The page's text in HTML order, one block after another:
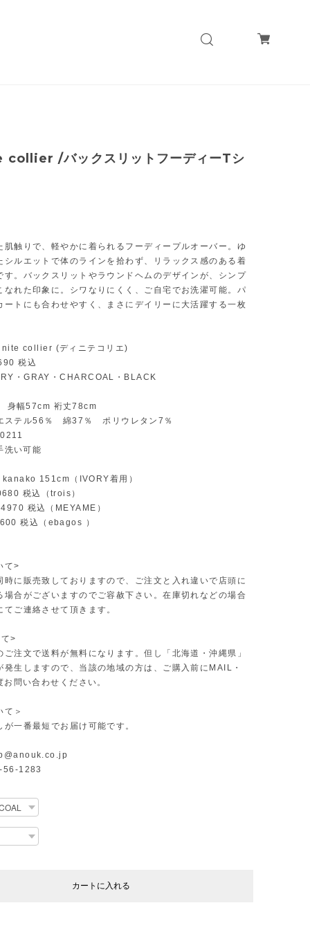
/バックスリットフーディーTシ
肌触りで、軽やかに着られるフーディープルオーバー。ゆ
シルエットで体のラインを拾わず、リラックス感のある着
す。バックスリットやラウンドヘムのデザインが、シンプ
なれた印象に。シワなりにくく、ご自宅でお洗濯可能。パ
ートにも合わせやすく、まさにデイリーに大活躍する一枚
collier (ディニテコリエ)
税込
・GRAY・CHARCOAL・BLACK
身幅57cm 裄丈78cm
ステル56％ 綿37％ ポリウレタン7％
洗い可能
151cm（IVORY着用）
税込（trois）
税込（MEYAME）
税込（ebagos ）
て>
時に販売致しておりますので、ご注文と入れ違いで店頭に
場合がございますのでご容赦下さい。在庫切れなどの場合
てご連絡させて頂きます。
>
ご注文で送料が無料になります。但し「北海道・沖縄県」
発生しますので、当該の地域の方は、ご購入前にMAIL・
問い合わせください。
て＞
が一番最短でお届け可能です。
56-1283
カートに入れる